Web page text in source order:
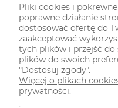
ODWIEDŹ NAS NA
Pliki cookies i
poprawne działanie
dostosować ofertę do
zaakceptować
tych plików i przejść do
plików do swoich
"Dostosuj zgody".
Więcej o plikach
prywatności.